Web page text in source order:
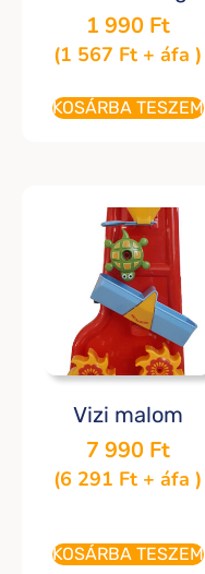
1 990 Ft
(1 567 Ft + áfa )
KOSÁRBA TESZEM
Vizi malom
7 990 Ft
(6 291 Ft + áfa )
KOSÁRBA TESZEM